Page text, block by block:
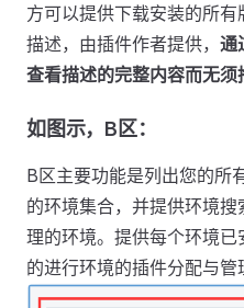
方可以提供下载安装的所
描述，由插件作者提供， 通
查看描述的完整内容而无
如图示，B区：
B区主要功能是列出您的所
的环境集合，并提供环境
理的环境。提供每个环境
的进行环境的插件分配与管